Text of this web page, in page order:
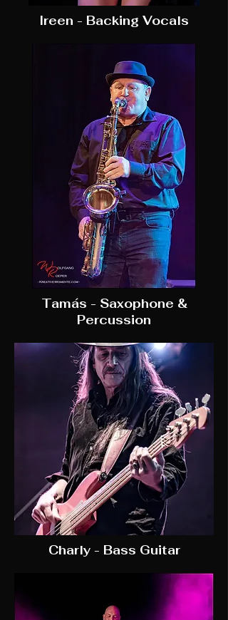
Ireen - Backing Vocals
Tamás - Saxophone &
Percussion
Charly - Bass Guitar